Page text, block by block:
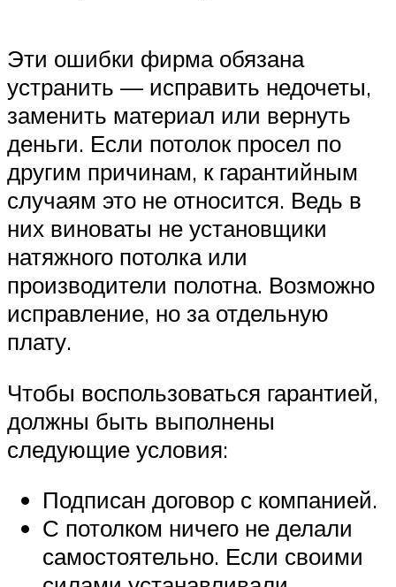
Эти ошибки фирма обязана
устранить — исправить недочеты,
заменить материал или вернуть
деньги. Если потолок просел по
другим причинам, к гарантийным
случаям это не относится. Ведь в
них виноваты не установщики
натяжного потолка или
производители полотна. Возможно
исправление, но за отдельную
плату.
Чтобы воспользоваться гарантией,
должны быть выполнены
следующие условия:
Подписан договор с компанией.
С потолком ничего не делали
самостоятельно. Если своими